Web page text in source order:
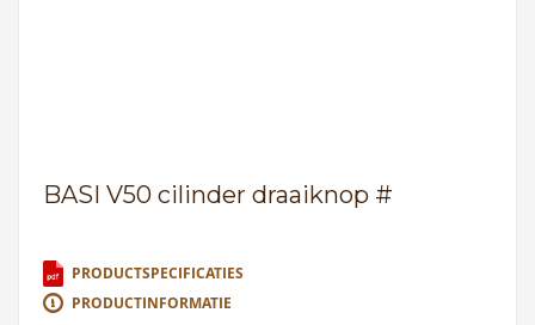
BASI V50 cilinder draaiknop #
PRODUCTSPECIFICATIES
PRODUCTINFORMATIE